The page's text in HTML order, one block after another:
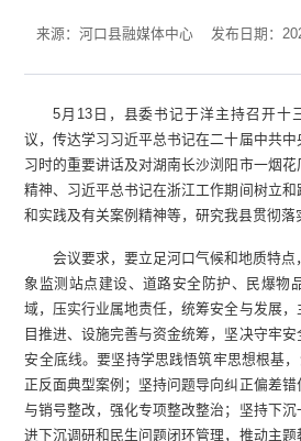
来源：河口县融媒体中心 发布日期：
5月13日，县委书记于洋主持召开十
议，传达学习习近平总书记在二十届中共
习时的重要讲话及对湖南长沙浏阳市一烟
精神、习近平总书记在浙江工作期间树立
和实践及有关案例精神等，研究我县贯彻落
会议要求，要立足河口气候和地质特
象监测站点建设、道路安全防护、民爆物
域，压实行业属地责任，统筹安全与发展
目推进、设施完善与资金统筹，坚决守牢
安全底线。要坚持学思践悟筑牢思想根基
正反面典型案例；坚持问题导向纠正偏差
与销号整改，强化专项整改整治；坚持下
进下沉调研和民生问题闭环管理，推动主